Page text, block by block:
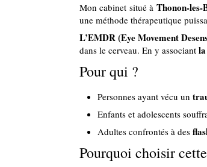
Mon cabinet situé à Thonon-les-
une méthode thérapeutique
L’EMDR(Eye Movement
dans le cerveau. En y associant
Pour qui ?
Personnes ayant vécu un
Enfants et adolescents
Adultes confrontés à des
Pourquoi choisir